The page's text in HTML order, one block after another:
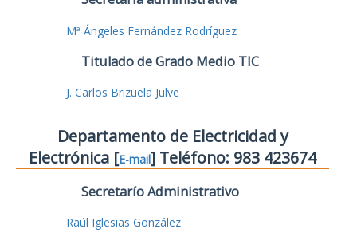
Mª Ángeles Fernández Rodríguez
Titulado de Grado Medio TIC
J. Carlos Brizuela Julve
Departamento de Electricidad y
Electrónica [E-mail] Teléfono: 983 423674
Secretarío Administrativo
Raúl Iglesias González